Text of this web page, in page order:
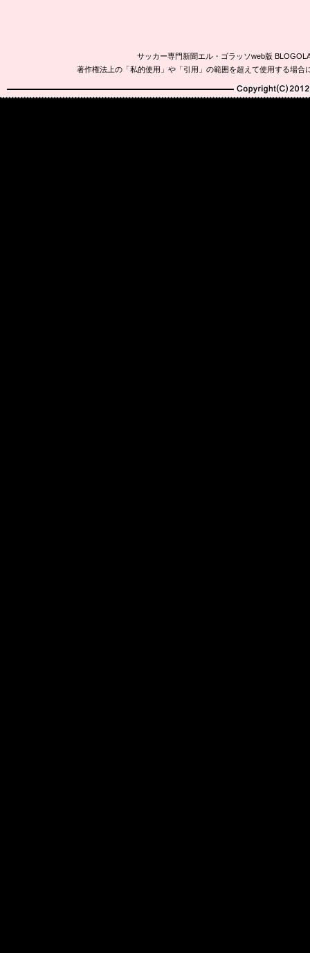
サッカー専門新聞エル・ゴラッソweb版
著作権法上の「私的使用」や「引用」の範囲を超えて使用する場
Copyright(C)2010-